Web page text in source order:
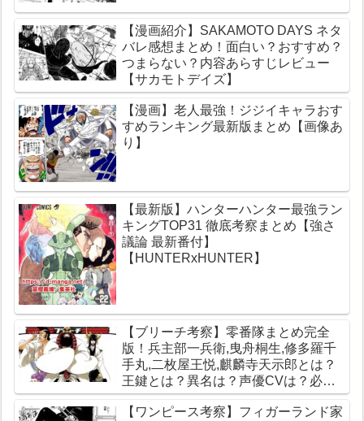
【漫画紹介】SAKAMOTO DAYS ネタ
バレ感想まとめ！面白い？おすすめ？
つまらない？内容あらすじレビュー
【サカモトデイズ】
【漫画】老人最強！ジジイキャラおす
すめランキング最新版まとめ【画像あ
り】
【最新版】ハンターハンター最強ラン
キングTOP31 徹底考察まとめ【強さ
議論 最新番付】
【HUNTERxHUNTER】
【ブリーチ考察】零番隊まとめ完全
版！兵主部一兵衛,曳舟桐生,修多羅千
手丸,二枚屋王悦,麒麟寺天示郎とは？
王鍵とは？異名は？声優CVは？必殺
技は？【霊王宮】【泉湯鬼・穀王・刀
神・大織守・まなこ和尚】
【ワンピース考察】フィガーランド家